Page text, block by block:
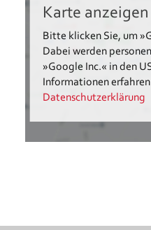
Karte anzeigen
Bitte klicken Sie, um
Dabei werden
»Google Inc.« in den
Informationen
Datenschutzerklärung